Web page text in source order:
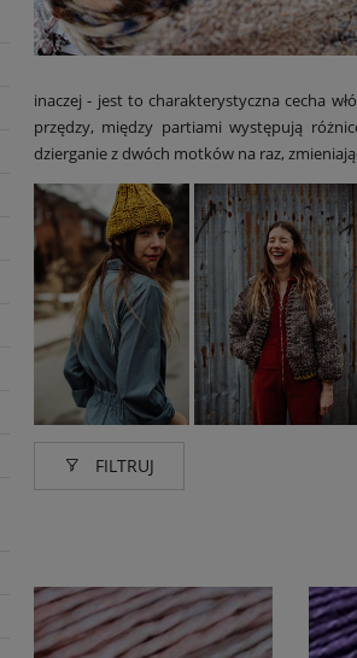
inaczej - jest to charakterystyczna cecha
przędzy, między partiami występują
dzierganie z dwóch motków na raz,
FILTRUJ